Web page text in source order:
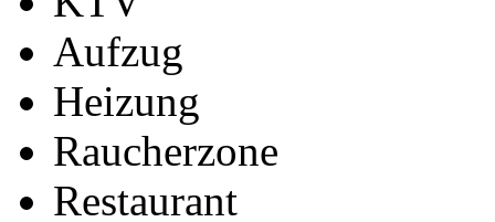
Aufzug
Heizung
Raucherzone
Restaurant